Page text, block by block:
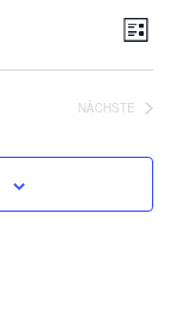
LISTE
NÄCHSTE